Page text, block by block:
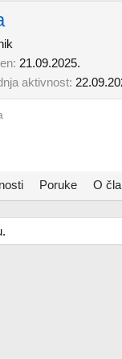
21.09.2025.
aktivnost
Poruke O